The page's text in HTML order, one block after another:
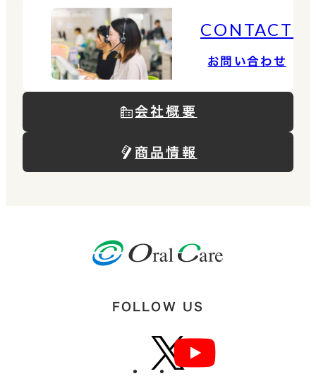
CONTACT
お問い合わせ
会社概要
商品情報
FOLLOW US